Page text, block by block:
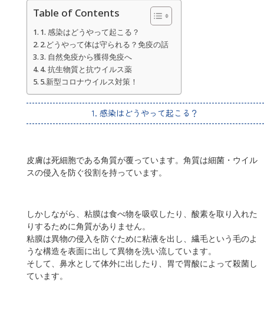
Table of Contents
1. 感染はどうやって起こる？
2.どうやって体は守られる？免疫の話
3. 自然免疫から獲得免疫へ
4. 抗生物質と抗ウイルス薬
5.新型コロナウイルス対策！
1. 感染はどうやって起こる？
皮膚は死細胞である角質が覆っています。角質は細菌・ウイル
スの侵入を防ぐ役割を持っています。
しかしながら、粘膜は食べ物を吸収したり、酸素を取り入れた
りするために角質がありません。
粘膜は異物の侵入を防ぐために粘液を出し、繊毛という毛のよ
うな構造を表面に出して異物を洗い流しています。
そして、鼻水として体外に出したり、胃で胃酸によって殺菌し
ています。